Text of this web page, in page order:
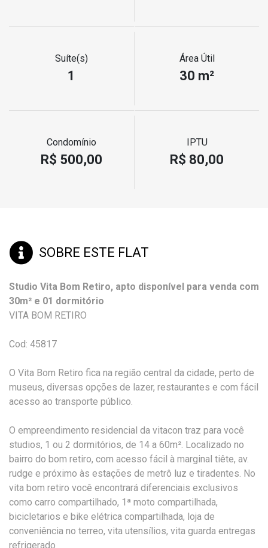
Suíte(s)
1
Área Útil
30 m²
Condomínio
R$ 500,00
IPTU
R$ 80,00
SOBRE ESTE FLAT
Studio Vita Bom Retiro, apto disponível para venda com
30m² e 01 dormitório
VITA BOM RETIRO
Cod: 45817
O Vita Bom Retiro fica na região central da cidade, perto de
museus, diversas opções de lazer, restaurantes e com fácil
acesso ao transporte público.
O empreendimento residencial da vitacon traz para você
studios, 1 ou 2 dormitórios, de 14 a 60m². Localizado no
bairro do bom retiro, com acesso fácil à marginal tiête, av.
rudge e próximo às estações de metrô luz e tiradentes. No
vita bom retiro você encontrará diferenciais exclusivos
como carro compartilhado, 1ª moto compartilhada,
bicicletarios e bike elétrica compartilhada, loja de
conveniência no terreo, vita utensílios, vita guarda entregas
refrigerado